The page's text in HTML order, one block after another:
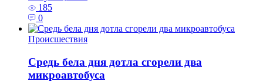
185
0
Происшествия
Средь бела дня дотла сгорели два
микроавтобуса